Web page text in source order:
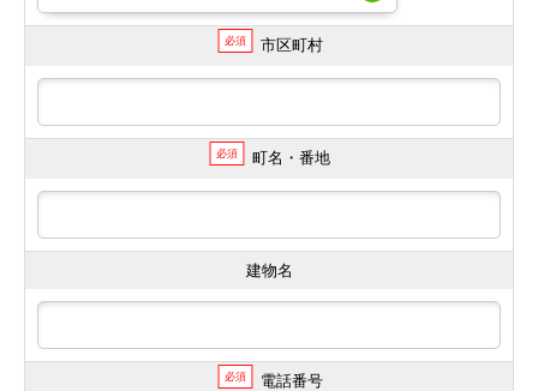
必須 市区町村
必須 町名・番地
建物名
必須 電話番号